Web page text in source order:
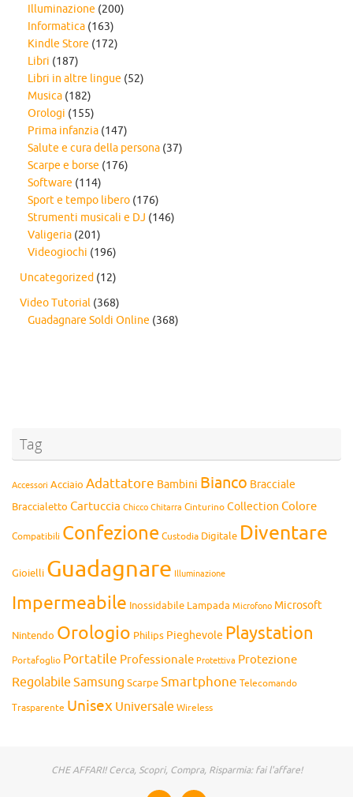
Illuminazione (200)
Informatica (163)
Kindle Store (172)
Libri (187)
Libri in altre lingue (52)
Musica (182)
Orologi (155)
Prima infanzia (147)
Salute e cura della persona (37)
Scarpe e borse (176)
Software (114)
Sport e tempo libero (176)
Strumenti musicali e DJ (146)
Valigeria (201)
Videogiochi (196)
Uncategorized (12)
Video Tutorial (368)
Guadagnare Soldi Online (368)
Tag
Accessori Acciaio Adattatore Bambini Bianco Bracciale
Braccialetto Cartuccia Chicco Chitarra Cinturino Collection Colore
Compatibili Confezione Custodia Digitale Diventare
Gioielli Guadagnare Illuminazione
Impermeabile Inossidabile Lampada Microfono Microsoft
Nintendo Orologio Philips Pieghevole Playstation
Portafoglio Portatile Professionale Protettiva Protezione
Regolabile Samsung ScarpeSmartphone Telecomando
Trasparente Unisex Universale Wireless
CHE AFFARI! Cerca, Scopri, Compra, Risparmia: fai l'affare!